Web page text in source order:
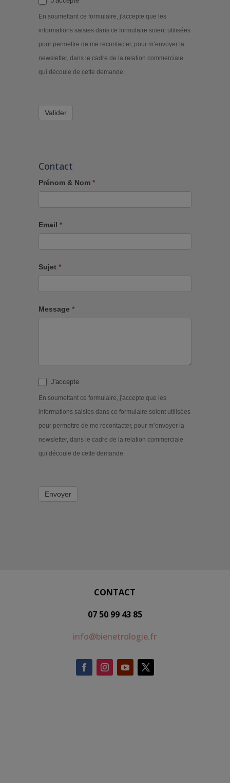
En soumettant ce formulaire, j'accepte que les
informations saisies dans ce formulaire soient utilisées
pour permettre de me recontacter, pour m’envoyer la
newsletter, dans le cadre de la relation commerciale
qui découle de cette demande.
Valider
Contact
Prénom & Nom *
Email *
Sujet *
Message *
J'accepte
En soumettant ce formulaire, j'accepte que les
informations saisies dans ce formulaire soient utilisées
pour permettre de me recontacter, pour m’envoyer la
newsletter, dans le cadre de la relation commerciale
qui découle de cette demande.
Envoyer
CONTACT
07 50 99 43 85
info@bienetrologie.fr